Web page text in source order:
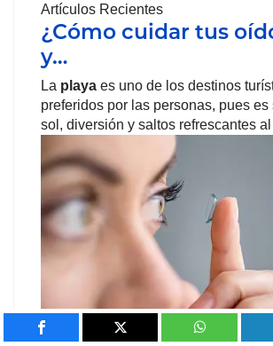
Artículos Recientes
¿Cómo cuidar tus
y…
La playa es uno de los destinos
preferidos por las personas, pues
sol, diversión y saltos refrescantes al
Artículos Recientes